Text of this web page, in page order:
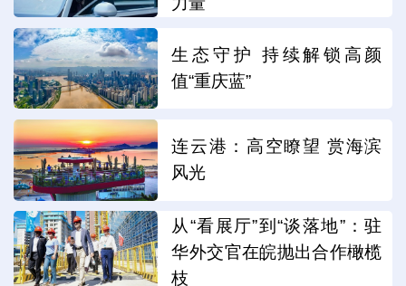
生态守护 持续解锁高颜
值“重庆蓝”
连云港：高空瞭望 赏海滨
风光
从“看展厅”到“谈落地”：驻
华外交官在皖抛出合作橄榄
枝